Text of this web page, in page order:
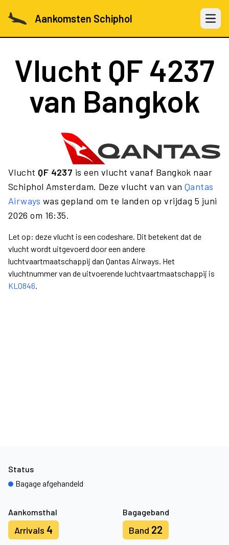
Aankomsten Schiphol Open
Vlucht QF 4237
van Bangkok
Vlucht QF 4237 is een vlucht vanaf Bangkok naar
Schiphol Amsterdam. Deze vlucht van vanQantas
Airways was gepland om te landen op vrijdag 5 juni
2026 om 16:35.
Let op: deze vlucht is een codeshare. Dit betekent dat de
vlucht wordt uitgevoerd door een andere
luchtvaartmaatschappij dan Qantas Airways. Het
vluchtnummer van de uitvoerende luchtvaartmaatschappij is
KL0846.
Aankomsthal
Arrivals 4
Bagageband
Band 22
Status
Bagage afgehandeld